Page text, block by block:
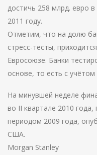
достичь 258 млрд. евро
2011 году.
Отметим, что на долю
стресс-тесты,
Евросоюзе. Банки
основе, то есть с
На минувшей неделе
во II квартале 2010
периодом 2009 года,
США.
Morgan Stanley